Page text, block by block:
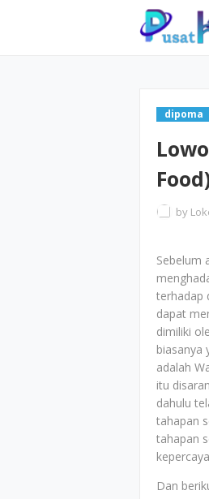
dipoma
by
Sebelum
terhadap
dapat
dimiliki
biasanya
adalah
itu
dahulu
tahapan
tahapan
Dan